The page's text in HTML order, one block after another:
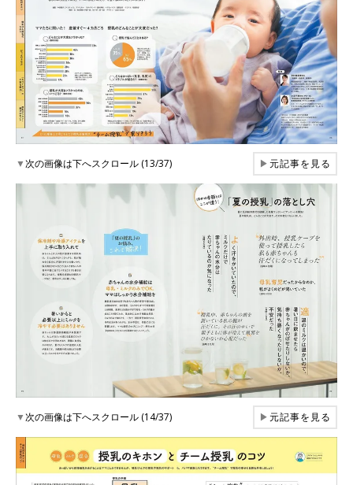
▼次の画像は下へスクロール (13/37) ▶元記事を見る
▼次の画像は下へスクロール (14/37) ▶元記事を見る